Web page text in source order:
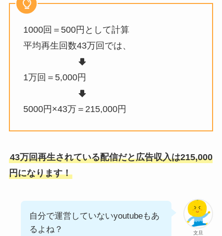
1000回＝500円として計算
平均再生回数43万回では、
1万回＝5,000円
5000円×43万＝215,000円
43万回再生されている配信だと広告収入は215,000
円になります！
文旦
自分で運営していないyoutubeもあ
るよね？